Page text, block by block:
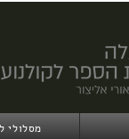
מסלולי